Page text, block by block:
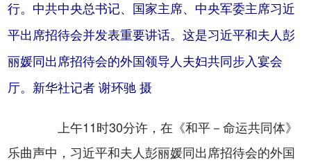
行。中共中央总书记、国家主席、中央军委主席习近
平出席招待会并发表重要讲话。这是习近平和夫人彭
丽媛同出席招待会的外国领导人夫妇共同步入宴会
厅。新华社记者 谢环驰 摄
上午11时30分许，在《和平－命运共同体》
乐曲声中，习近平和夫人彭丽媛同出席招待会的外国